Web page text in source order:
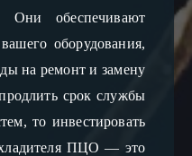
Они обеспечивают
оборудования,
на ремонт и замену
срок службы
то инвестировать
ПЦО — это